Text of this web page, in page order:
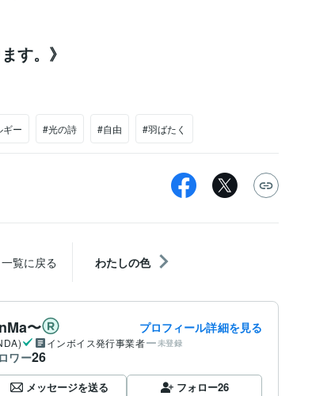
す。》
ギー #光の詩 #自由 #羽ばたく
一覧に戻る わたしの色
〜 プロフィール詳細を見る
インボイス発行事業者 未登録
ワー26
メッセージを送る フォロー26